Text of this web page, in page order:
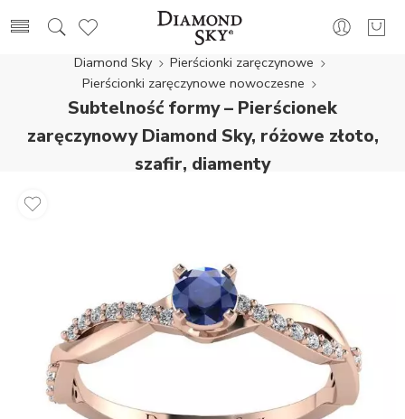
Diamond Sky
Pierścionki zaręczynowe
Pierścionki zaręczynowe nowoczesne
Subtelność formy – Pierścionek
zaręczynowy Diamond Sky, różowe złoto,
szafir, diamenty